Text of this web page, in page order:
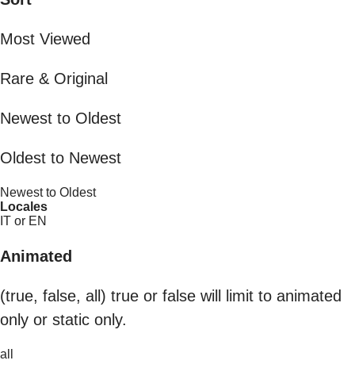
Most Viewed
Rare & Original
Newest to Oldest
Oldest to Newest
Newest to Oldest
Locales
IT or EN
Animated
(true, false, all) true or false will limit to animated
only or static only.
all